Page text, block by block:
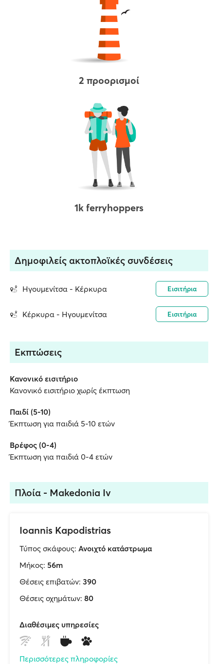
2 προορισμοί
1k ferryhoppers
Δημοφιλείς ακτοπλοϊκές συνδέσεις
Ηγουμενίτσα - Κέρκυρα Εισιτήρια
Κέρκυρα - Ηγουμενίτσα Εισιτήρια
Εκπτώσεις
Κανονικό εισιτήριο
Κανονικό εισιτήριο χωρίς έκπτωση
Παιδί (5-10)
Έκπτωση για παιδιά 5-10 ετών
Βρέφος (0-4)
Έκπτωση για παιδιά 0-4 ετών
Πλοία - Makedonia Iv
Ioannis Kapodistrias
Τύπος σκάφους: Ανοιχτό κατάστρωμα
Μήκος: 56m
Θέσεις επιβατών: 390
Θέσεις οχημάτων: 80
Διαθέσιμες υπηρεσίες
Περισσότερες πληροφορίες